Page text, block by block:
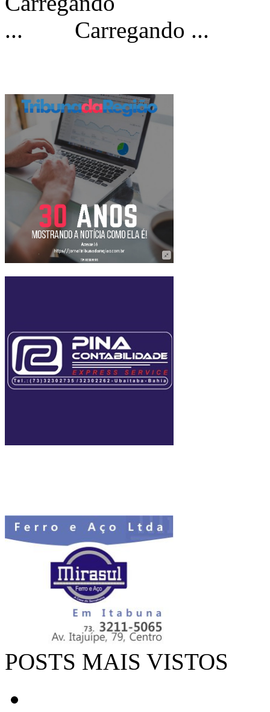
Carregando ...
POSTS MAIS VISTOS